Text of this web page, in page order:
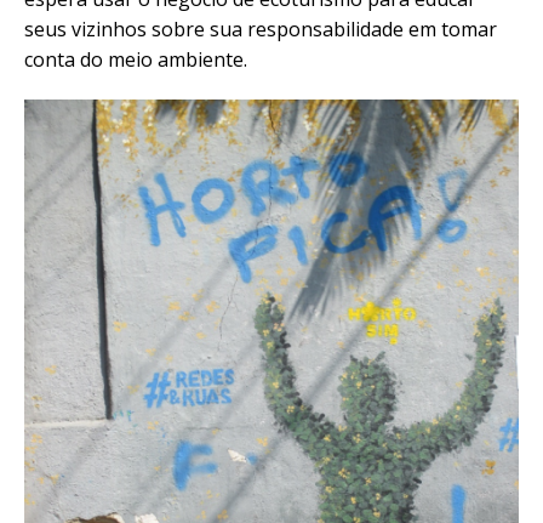
seus vizinhos sobre sua responsabilidade em tomar
conta do meio ambiente.